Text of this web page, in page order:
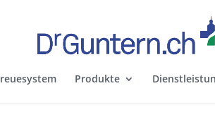
Produkte